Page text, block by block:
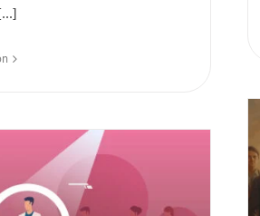
convertirte en un
líder multiplicador